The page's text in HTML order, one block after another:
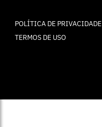
POLÍTICA DE PRIVACIDADE
TERMOS DE USO